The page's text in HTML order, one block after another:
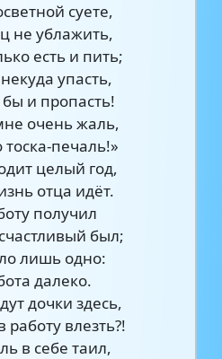
суете,
не ублажить,
есть и пить;
упасть,
и пропасть!
очень жаль,
тоска-печаль!»
целый год,
отца идёт.
получил
был;
лишь одно:
далеко.
дочки здесь,
работу влезть?!
в себе таил,